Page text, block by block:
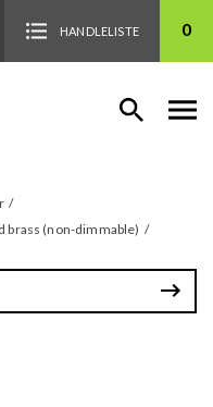
HANDLELISTE 0
/
brass (non-dimmable) /